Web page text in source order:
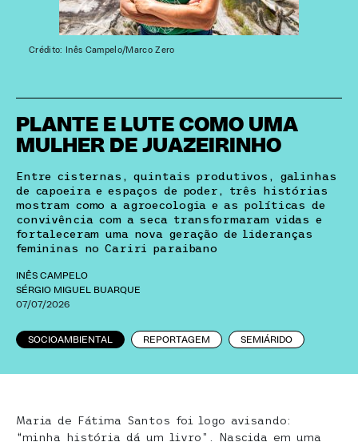
PLANTE E LUTE COMO UMA
MULHER DE JUAZEIRINHO
Entre cisternas, quintais produtivos, galinhas
de capoeira e espaços de poder, três histórias
mostram como a agroecologia e as políticas de
convivência com a seca transformaram vidas e
fortaleceram uma nova geração de lideranças
femininas no Cariri paraibano
INÊS CAMPELO
SÉRGIO MIGUEL BUARQUE
07/07/2026
SOCIOAMBIENTAL REPORTAGEM SEMIÁRIDO
Crédito: Inês Campelo/Marco Zero
Maria de Fátima Santos foi logo avisando:
“minha história dá um livro”. Nascida em uma